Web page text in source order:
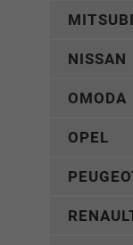
NISSAN
OMODA
OPEL